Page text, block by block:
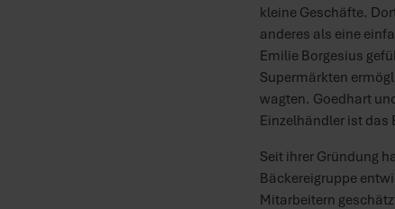
kleine Geschäfte.
anderes als eine
Emilie Borgesius
Supermärkten
wagten. Goedhart
Einzelhändler ist das
Seit ihrer Gründung
Bäckereigruppe
Mitarbeitern